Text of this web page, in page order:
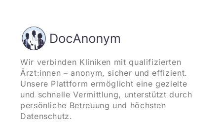
Wir verbinden Kliniken mit qualifizierten
Ärzt:innen – anonym, sicher und effizient.
Unsere Plattform ermöglicht eine gezielte
und schnelle Vermittlung, unterstützt durch
persönliche Betreuung und höchsten
Datenschutz.